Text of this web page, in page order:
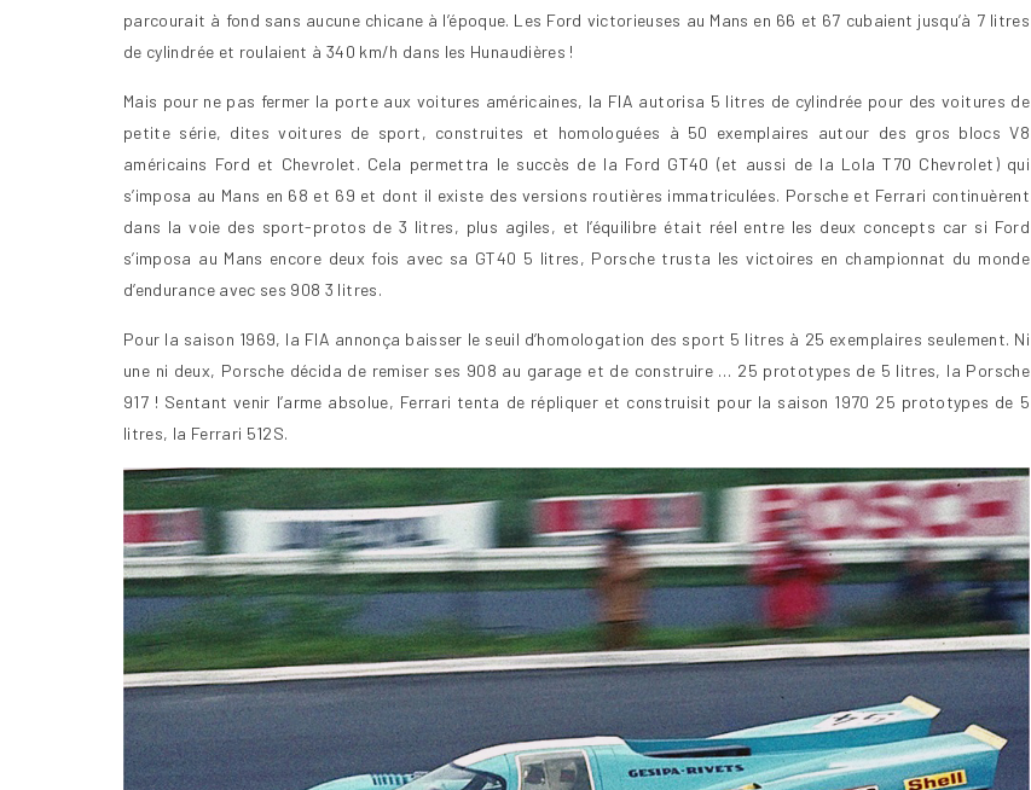
parcourait à fond sans aucune chicane à l’époque. Les Ford victorieuses au Mans en 66 et 67 cubaient jusqu’à 7 litres
de cylindrée et roulaient à 340 km/h dans les Hunaudières !
Mais pour ne pas fermer la porte aux voitures américaines, la FIA autorisa 5 litres de cylindrée pour des voitures de
petite série, dites voitures de sport, construites et homologuées à 50 exemplaires autour des gros blocs V8
américains Ford et Chevrolet. Cela permettra le succès de la Ford GT40 (et aussi de la Lola T70 Chevrolet) qui
s’imposa au Mans en 68 et 69 et dont il existe des versions routières immatriculées. Porsche et Ferrari continuèrent
dans la voie des sport-protos de 3 litres, plus agiles, et l’équilibre était réel entre les deux concepts car si Ford
s’imposa au Mans encore deux fois avec sa GT40 5 litres, Porsche trusta les victoires en championnat du monde
d’endurance avec ses 908 3 litres.
Pour la saison 1969, la FIA annonça baisser le seuil d’homologation des sport 5 litres à 25 exemplaires seulement. Ni
une ni deux, Porsche décida de remiser ses 908 au garage et de construire … 25 prototypes de 5 litres, la Porsche
917 ! Sentant venir l’arme absolue, Ferrari tenta de répliquer et construisit pour la saison 1970 25 prototypes de 5
litres, la Ferrari 512S.